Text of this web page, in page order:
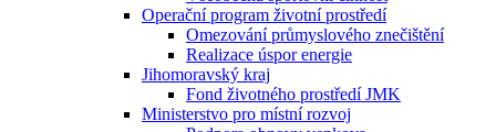
Operační program životní prostředí
Omezování průmyslového znečištění
Realizace úspor energie
Jihomoravský kraj
Fond životného prostředí JMK
Ministerstvo pro místní rozvoj